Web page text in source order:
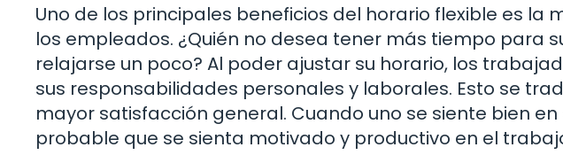
Uno de los principales beneficios del horario flexible es la
los empleados. ¿Quién no desea tener más tiempo para
relajarse un poco? Al poder ajustar su horario, los
sus responsabilidades personales y laborales. Esto se
mayor satisfacción general. Cuando uno se siente bien
probable que se sienta motivado y productivo en el